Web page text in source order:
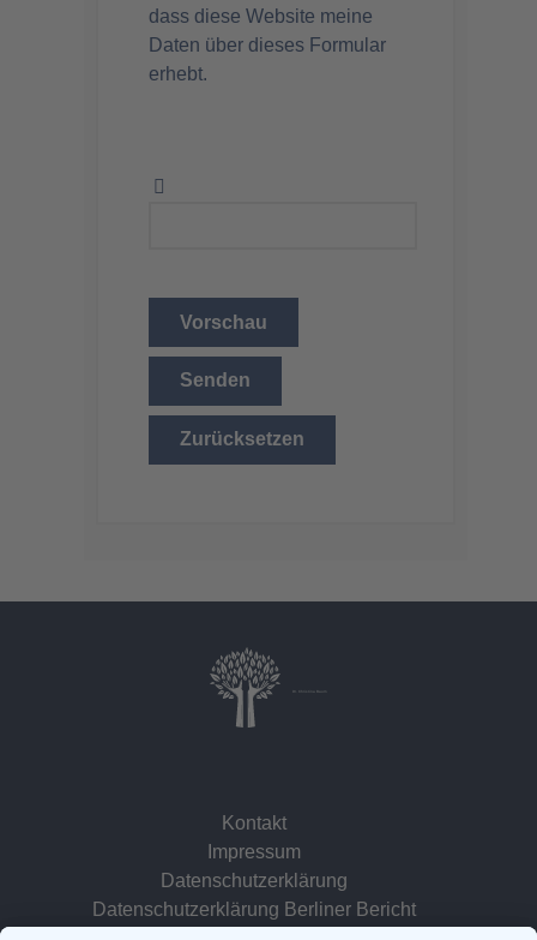
dass diese Website meine
Daten über dieses Formular
erhebt.
Vorschau
Senden
Zurücksetzen
Dr. Christina Baum
Kontakt
Impressum
Datenschutzerklärung
Datenschutzerklärung Berliner Bericht